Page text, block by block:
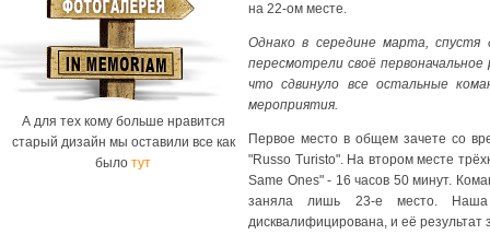
А для тех кому больше нравится
старый дизайн мы оставили все как
было тут
на 22-oм местe.
Однако в середине марта, спустя
пересмотрели своё
что сдвинуло все остальные
мероприятия.
Первое место в общем зачете со
"Russo Turisto". На втором месте
Same Ones" - 16 часов 50 минут.
заняла лишь 23-е место. Наша
дисквалифицирована, и её результат